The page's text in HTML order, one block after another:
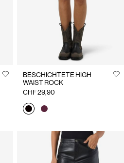
BESCHICHTETE HIGH
WAIST ROCK
CHF 29,90